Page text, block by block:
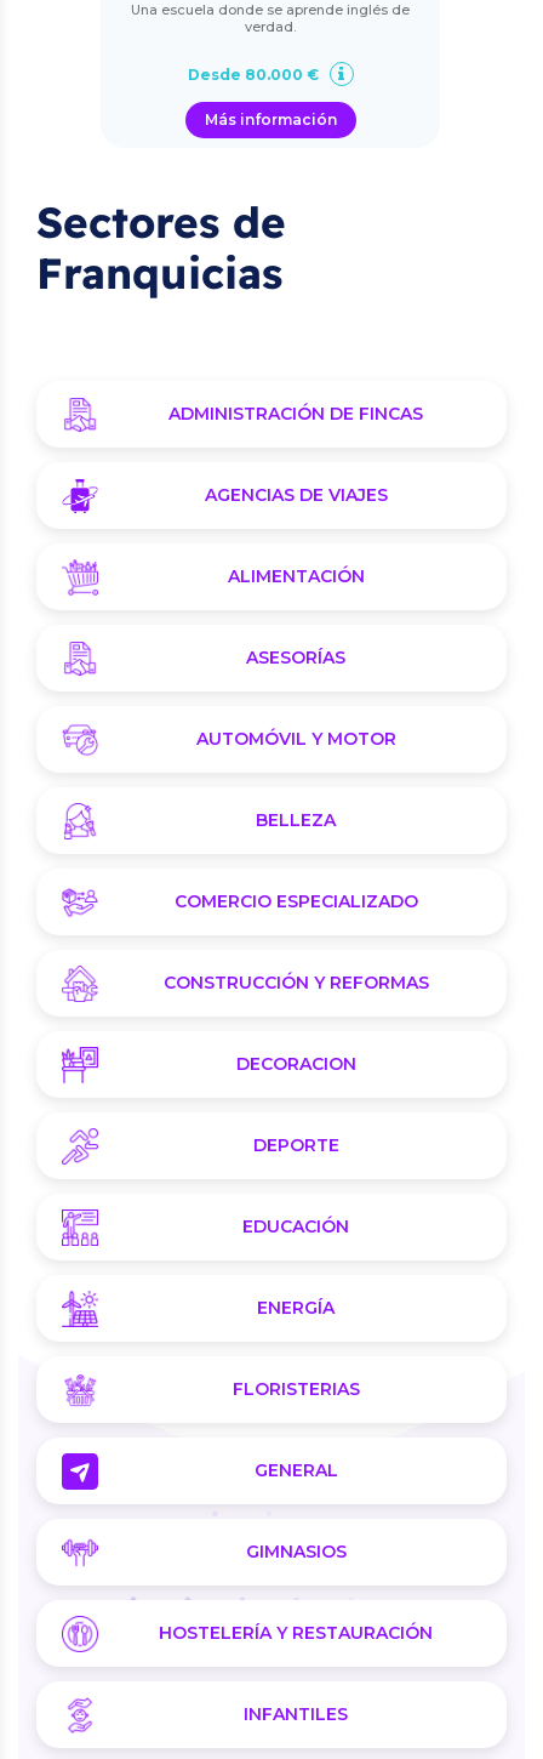
Una escuela donde se aprende inglés de
verdad.
Desde 80.000 €
Más información
Sectores de
Franquicias
ADMINISTRACIÓN DE FINCAS
AGENCIAS DE VIAJES
ALIMENTACIÓN
ASESORÍAS
AUTOMÓVIL Y MOTOR
BELLEZA
COMERCIO ESPECIALIZADO
CONSTRUCCIÓN Y REFORMAS
DECORACION
DEPORTE
EDUCACIÓN
ENERGÍA
FLORISTERIAS
GENERAL
GIMNASIOS
HOSTELERÍA Y RESTAURACIÓN
INFANTILES